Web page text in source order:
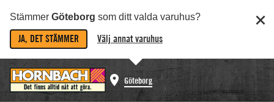
Stämmer Göteborg som ditt valda varuhus?
JA, DET STÄMMER Välj annat varuhus
Göteborg